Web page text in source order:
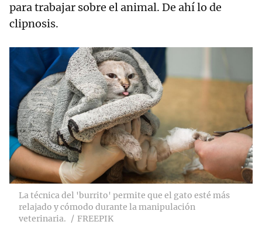
para trabajar sobre el animal. De ahí lo de
clipnosis.
La técnica del 'burrito' permite que el gato esté más
relajado y cómodo durante la manipulación
veterinaria.
FREEPIK